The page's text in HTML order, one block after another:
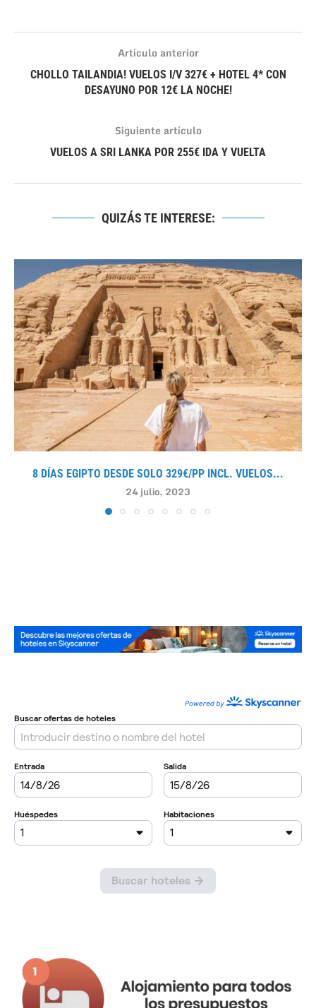
Artículo anterior
CHOLLO TAILANDIA! VUELOS I/V 327€ + HOTEL 4* CON
DESAYUNO POR 12€ LA NOCHE!
Siguiente artículo
VUELOS A SRI LANKA POR 255€ IDA Y VUELTA
QUIZÁS TE INTERESE:
8 DÍAS EGIPTO DESDE SOLO 329€/PP INCL. VUELOS...
24 julio, 2023